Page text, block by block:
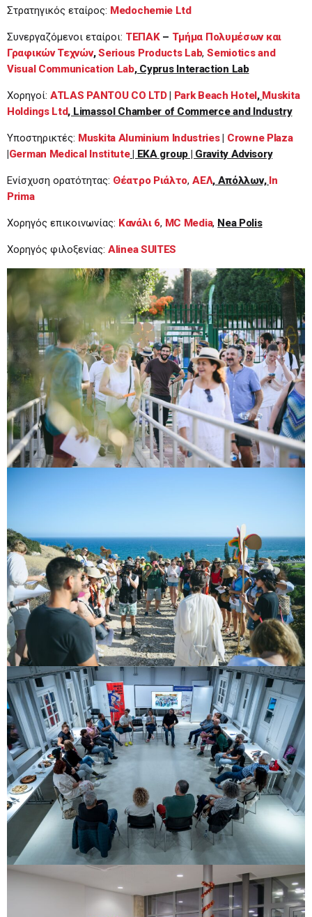
Στρατηγικός εταίρος: Medochemie Ltd
Συνεργαζόμενοι εταίροι: ΤΕΠΑΚ– Τμήμα Πολυμέσων και
Γραφικών Τεχνών, Serious Products Lab,Semiotics and
Visual Communication Lab, Cyprus Interaction Lab
Χορηγοί: ATLAS PANTOU CO LTD| Park Beach Hotel , Muskita
Holdings Ltd, Limassol Chamber of Commerce and Industry
Υποστηρικτές: Muskita Aluminium Industries|
Crowne Plaza
German Medical Institute| EKA group | Gravity Advisory
Ενίσχυση ορατότητας: Θέατρο Ριάλτο,ΑΕΛ, Απόλλων, In
Prima
Χορηγός επικοινωνίας: Κανάλι 6, MC Media, Nea Polis
Χορηγός φιλοξενίας: Alinea SUITES